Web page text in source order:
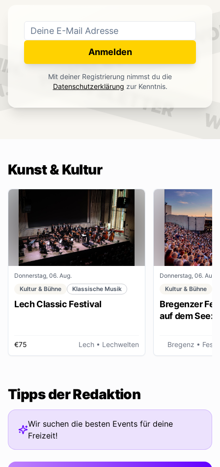
NEWSLETTER
NEWSLETTER
Anmelden
Mit deiner Registrierung nimmst du die
Datenschutzerklärung zur Kenntnis.
Kunst & Kultur
Donnerstag, 06. Aug.
Kultur & Bühne
Klassische Musik
Lech Classic Festival
€75 Lech • Lechwelten
Donnerstag, 06. Aug.
Kultur & Bühne
Bregenzer
auf dem See:
Bregenz •
Tipps der Redaktion
Wir suchen die besten Events für deine
Freizeit!